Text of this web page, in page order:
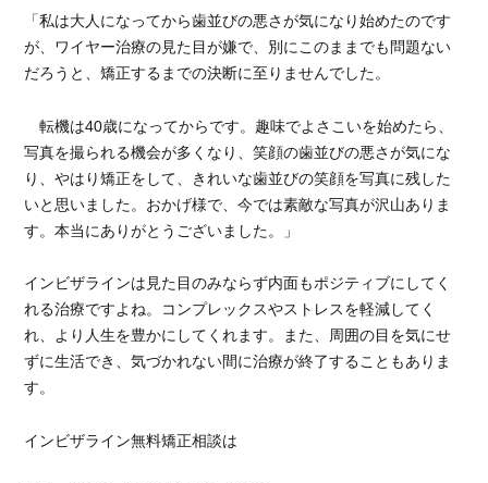
「私は大人になってから歯並びの悪さが気になり始めたのです
が、ワイヤー治療の見た目が嫌で、別にこのままでも問題ない
だろうと、矯正するまでの決断に至りませんでした。
転機は40歳になってからです。趣味でよさこいを始めたら、
写真を撮られる機会が多くなり、笑顔の歯並びの悪さが気にな
り、やはり矯正をして、きれいな歯並びの笑顔を写真に残した
いと思いました。おかげ様で、今では素敵な写真が沢山ありま
す。本当にありがとうございました。」
インビザラインは見た目のみならず内面もポジティブにしてく
れる治療ですよね。コンプレックスやストレスを軽減してく
れ、より人生を豊かにしてくれます。また、周囲の目を気にせ
ずに生活でき、気づかれない間に治療が終了することもありま
す。
インビザライン無料矯正相談は